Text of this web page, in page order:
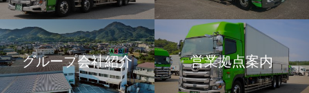
グループ会社紹介 営業拠点案内